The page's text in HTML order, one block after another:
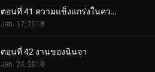
ตอนที่ 41 ความแข็งแกร่งในความสามัคคี
Jan. 17, 2018
ตอนที่ 42 งานของนินจา
Jan. 24, 2018